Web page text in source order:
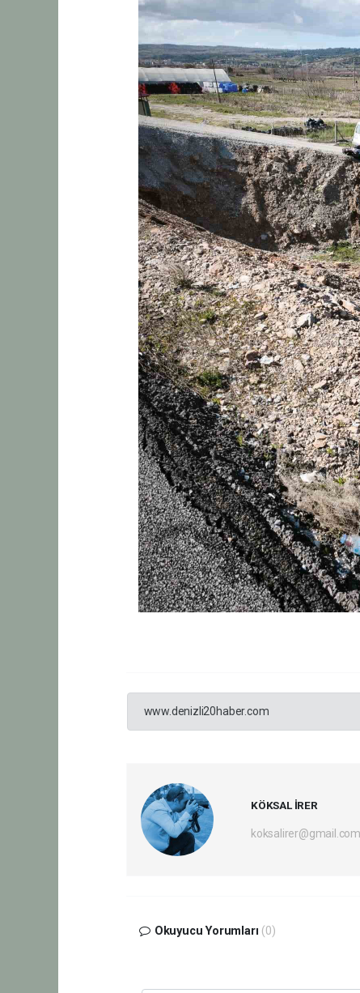
www.denizli20haber.com
KÖKSAL İRER
koksalirer@gmail.com
Okuyucu Yorumları (0)